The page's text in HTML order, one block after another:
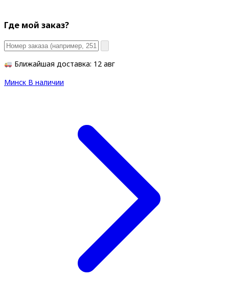
Где мой заказ?
Ближайшая доставка: 12 авг
Минск В наличии